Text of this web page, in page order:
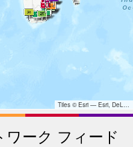
ーク フィード